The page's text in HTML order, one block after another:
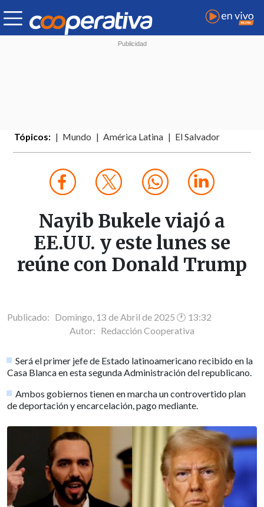
Tópicos: Mundo América Latina El Salvador
Nayib Bukele viajó a
EE.UU. y este lunes se
reúne con Donald Trump
Publicado: Domingo, 13 de Abril de 2025 🕐 13:32
Autor: Redacción Cooperativa
Será el primer jefe de Estado latinoamericano recibido en la
Casa Blanca en esta segunda Administración del republicano.
Ambos gobiernos tienen en marcha un controvertido plan
de deportación y encarcelación, pago mediante.